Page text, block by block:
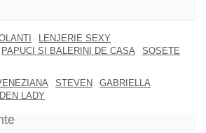
LENJERIE SEXY
PAPUCI SI BALERINI DE CASA
SOSETE
STEVEN
GABRIELLA
LADY